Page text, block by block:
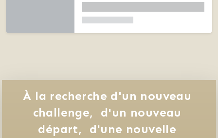
À la recherche d'un nouveau
challenge,
d'un nouveau
départ,
d'une nouvelle